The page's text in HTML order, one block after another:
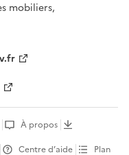
mobiliers,
À propos
Centre d’aide Plan